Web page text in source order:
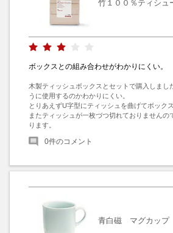
竹１００％ティシュ
ボックスとの組み合わせがわかりにくい。
木製ティッシュボックスとセットで購入しまし
うに使用するのかわかりにくい。
とりあえずU字型にティッシュを曲げてボック
またティッシュが一枚づつ切れておりませんの
ります。
0件のコメント
青白磁 マグカップ